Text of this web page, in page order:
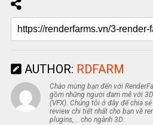
AUTHOR: RDFARM
Chào mừng bạn đến với
gồm những người đam mê với
(VFX). Chúng tôi ở đây để chia
review chi tiết nhất cho bạn về
plugins,... cho ngành 3D.